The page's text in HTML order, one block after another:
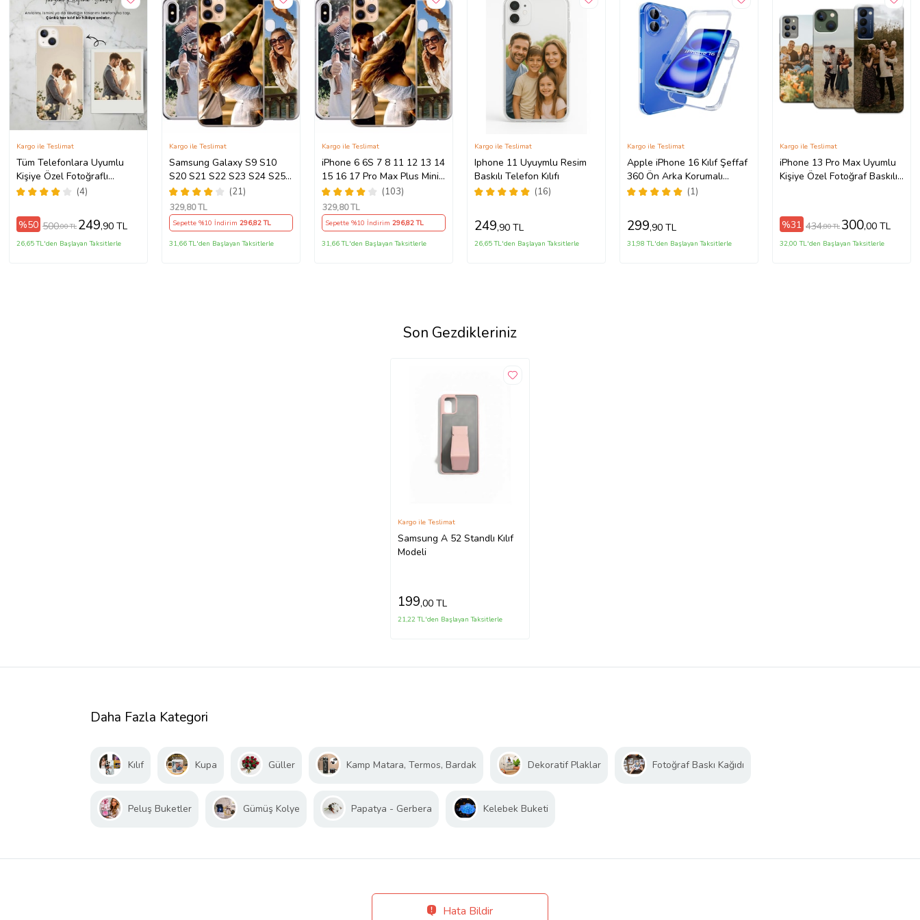
Tüm Telefonlara Uyumlu
Kişiye Özel Fotoğraflı
Telefon Kılıfı Modeller
(4)
Kargo ile Teslimat
%50 500,00 TL 249,90 TL
26,65 TL'den Başlayan Taksitlerle
Samsung Galaxy S9 S10
S20 S21 S22 S23 S24 S25
S26 FE Plus Ultra Kılıf Kişiye
Özel Resimli Fotoğraflı
Silikon
(21)
Kargo ile Teslimat
329,80 TL
Sepette %10 İndirim 296,82 TL
31,66 TL'den Başlayan Taksitlerle
iPhone 6 6S 7 8 11 12 13 14
15 16 17 Pro Max Plus Mini
Kılıf Kişiye Özel Resimli
Fotoğraflı Silikon
(103)
Kargo ile Teslimat
329,80 TL
Sepette %10 İndirim 296,82 TL
31,66 TL'den Başlayan Taksitlerle
Iphone 11 Uyuymlu Resim
Baskılı Telefon Kılıfı
(16)
Kargo ile Teslimat
249,90 TL
26,65 TL'den Başlayan Taksitlerle
Apple iPhone 16 Kılıf Şeffaf
360 Ön Arka Korumalı
Silikon
(1)
Kargo ile Teslimat
299,90 TL
31,98 TL'den Başlayan Taksitlerle
iPhone 13 Pro Max Uyumlu
Kişiye Özel Fotoğraf Baskılı
Kargo ile Teslimat
%31 434,80 TL 300,00 TL
32,00 TL'den Başlayan Taksitlerle
Son Gezdikleriniz
Samsung A 52 Standlı Kılıf
Modeli
Kargo ile Teslimat
199,00 TL
21,22 TL'den Başlayan Taksitlerle
Daha Fazla Kategori
Kılıf Kupa Güller Kamp Matara, Termos, Bardak Dekoratif Plaklar Fotoğraf Baskı Kağıdı
Peluş Buketler Gümüş Kolye Papatya - Gerbera Kelebek Buketi
Hata Bildir